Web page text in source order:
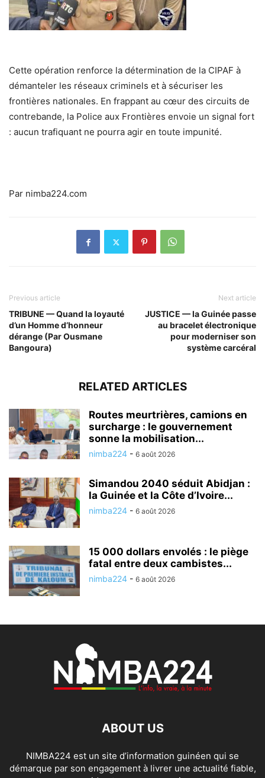
Cette opération renforce la détermination de la CIPAF à
démanteler les réseaux criminels et à sécuriser les
frontières nationales. En frappant au cœur des circuits de
contrebande, la Police aux Frontières envoie un signal fort
: aucun trafiquant ne pourra agir en toute impunité.
Par nimba224.com
Previous article
TRIBUNE — Quand la loyauté
d’un Homme d’honneur
dérange (Par Ousmane
Bangoura)
Next article
JUSTICE — la Guinée passe
au bracelet électronique
pour moderniser son
système carcéral
RELATED ARTICLES
Routes meurtrières, camions en
surcharge : le gouvernement
sonne la mobilisation...
nimba224 - 6 août 2026
Simandou 2040 séduit Abidjan :
la Guinée et la Côte d’Ivoire...
nimba224 - 6 août 2026
15 000 dollars envolés : le piège
fatal entre deux cambistes...
nimba224 - 6 août 2026
ABOUT US
NIMBA224 est un site d’information guinéen qui se
démarque par son engagement à livrer une actualité fiable,